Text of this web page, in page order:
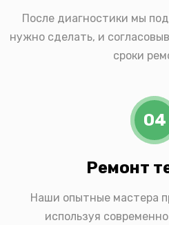
После диагностики мы
нужно сделать, и
сроки
04
Ремонт
Наши опытные мастера
используя